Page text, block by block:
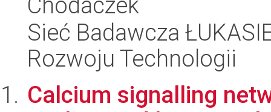
Sieć Badawcza
Rozwoju Technologii
Calcium signalling